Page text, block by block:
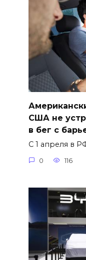
США не
в бег с
С 1 апреля в
0 116